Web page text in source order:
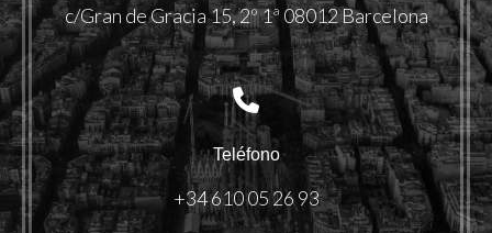
c/Gran de Gracia 15, 2º 1ª 08012 Barcelona
Teléfono
+34 610 05 26 93